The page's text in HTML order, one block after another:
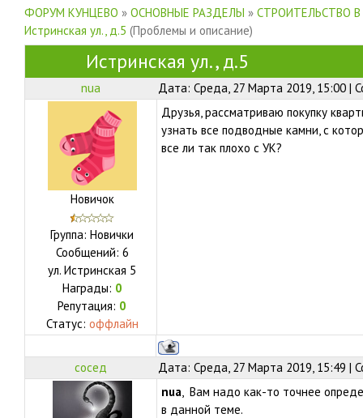
ФОРУМ КУНЦЕВО » ОСНОВНЫЕ РАЗДЕЛЫ » СТРОИТЕЛЬСТВО
Истринская ул., д.5 (Проблемы и описание)
Истринская ул., д.5
nua Дата: Среда, 27 Марта 2019, 15:00 |
Новичок
Группа: Новички
Сообщений: 6
ул. Истринская 5
Награды: 0
Репутация: 0
Статус: оффлайн
Друзья, рассматриваю покупку
узнать все подводные камни, с
все ли так плохо с УК?
сосед Дата: Среда, 27 Марта 2019, 15:49 |
nua, Вам надо как-то точнее
в данной теме.